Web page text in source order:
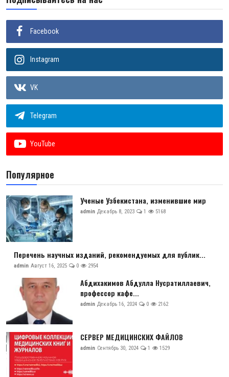
Facebook
Instagram
VK
Telegram
YouTube
Популярное
Ученые Узбекистана, изменившие мир
admin Декабрь 8, 2023 1 5168
Перечень научных изданий, рекомендуемых для публик...
admin Август 16, 2025 0 2954
Абдихакимов Абдулла Нусратиллаевич,
профессор кафе...
admin Декабрь 16, 2024 0 2162
СЕРВЕР МЕДИЦИНСКИХ ФАЙЛОВ
admin Сентябрь 30, 2024 1 1529